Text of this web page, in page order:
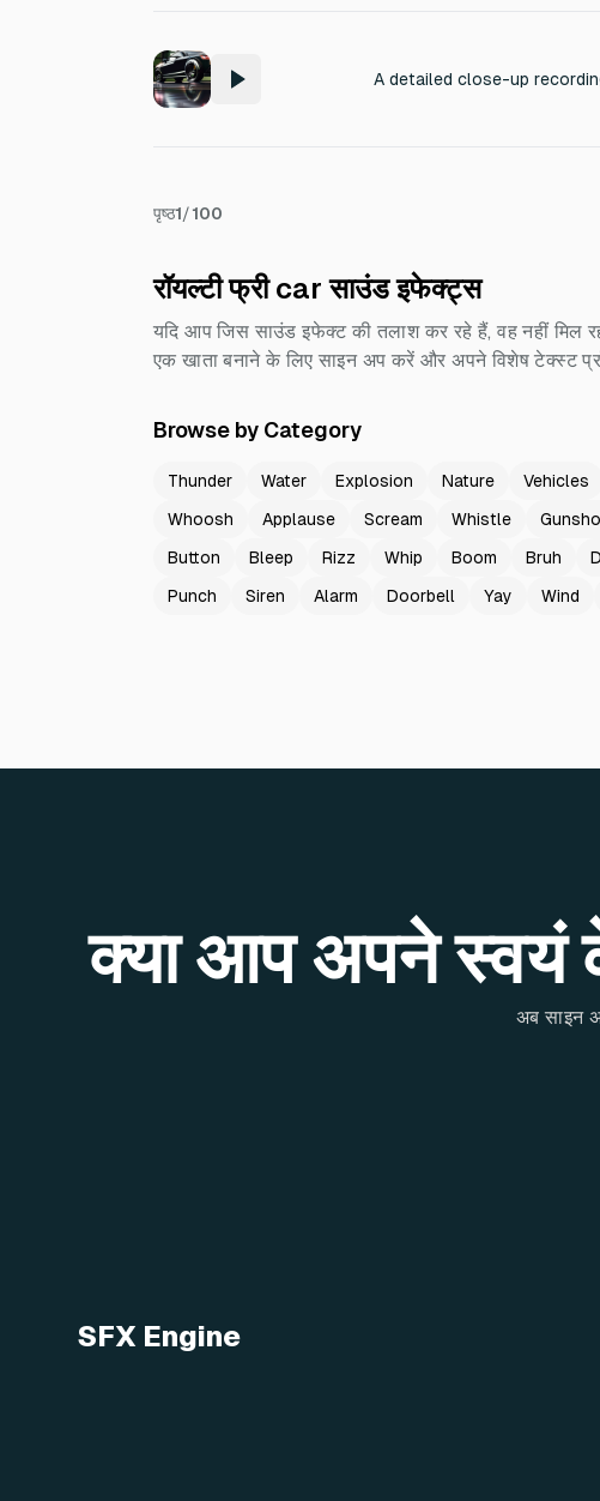
पृष्ठ1/100
रॉयल्टी फ्री car साउंड इफेक्ट्स
यदि आप जिस साउंड इफेक्ट की तलाश कर रहे हैं, वह नहीं मिल
एक खाता बनाने के लिए साइन अप करें और अपने विशेष टेक्स्ट
Browse by Category
Thunder Water Explosion Nature Vehicles
Whoosh
Applause Scream Whistle
Button
Bleep Rizz Whip Boom Bruh
Punch
Siren Alarm Doorbell Yay Wind
क्या आप अपने स्वयं
अब साइन
SFX Engine